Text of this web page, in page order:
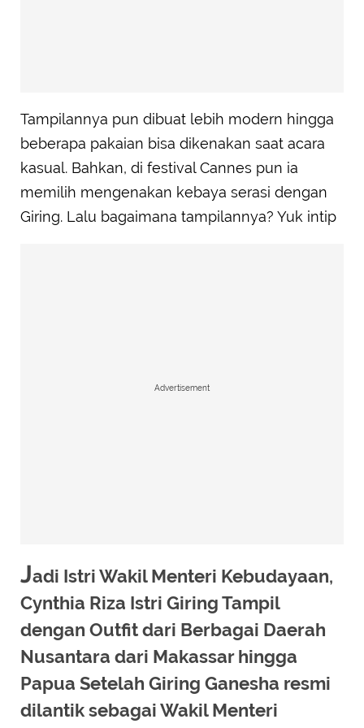
Tampilannya pun dibuat lebih modern hingga
beberapa pakaian bisa dikenakan saat acara
kasual. Bahkan, di festival Cannes pun ia
memilih mengenakan kebaya serasi dengan
Giring. Lalu bagaimana tampilannya? Yuk intip
Advertisement
Jadi Istri Wakil Menteri Kebudayaan,
Cynthia Riza Istri Giring Tampil
dengan Outfit dari Berbagai Daerah
Nusantara dari Makassar hingga
Papua Setelah Giring Ganesha resmi
dilantik sebagai Wakil Menteri